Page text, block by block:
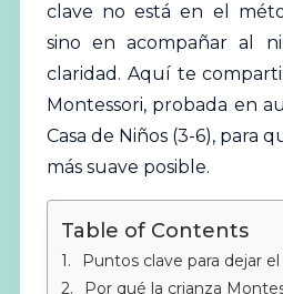
clave no está en el
sino en acompañar al
claridad. Aquí te
Montessori, probada en
Casa de Niños (3-6), para
más suave posible.
Table of Contents
Puntos clave para dejar
Por qué la crianza Montessori